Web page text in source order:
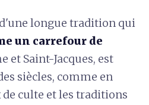
longue tradition qui
un carrefour de
et Saint-Jacques, est
siècles, comme en
culte et les traditions